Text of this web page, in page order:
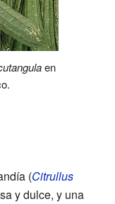
en
(Citrullus
y dulce, y una